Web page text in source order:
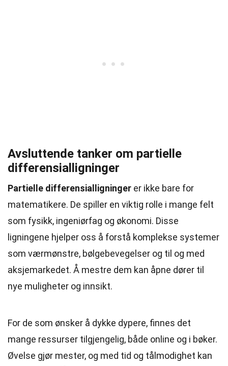
Avsluttende tanker om partielle
differensialligninger
Partielle differensialligninger er ikke bare for
matematikere. De spiller en viktig rolle i mange felt
som fysikk, ingeniørfag og økonomi. Disse
ligningene hjelper oss å forstå komplekse systemer
som værmønstre, bølgebevegelser og til og med
aksjemarkedet. Å mestre dem kan åpne dører til
nye muligheter og innsikt.
For de som ønsker å dykke dypere, finnes det
mange ressurser tilgjengelig, både online og i bøker.
Øvelse gjør mester, og med tid og tålmodighet kan